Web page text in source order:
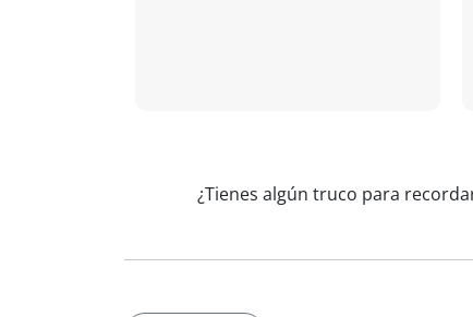
¿Tienes algún truco para